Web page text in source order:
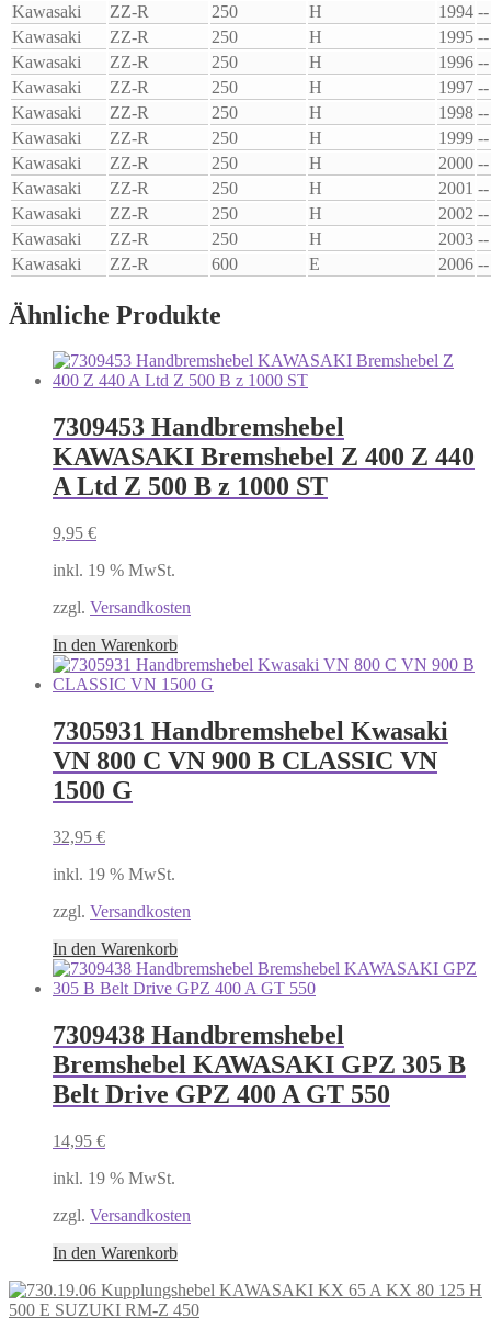
Kawasaki
ZZ-R 250 H 1994 --
Kawasaki
ZZ-R 250 H 1995 --
Kawasaki
ZZ-R 250 H 1996 --
Kawasaki
ZZ-R 250 H 1997 --
Kawasaki
ZZ-R 250 H 1998 --
Kawasaki
ZZ-R 250 H 1999 --
Kawasaki
ZZ-R 250 H 2000 --
Kawasaki
ZZ-R 250 H 2001 --
Kawasaki
ZZ-R 250 H 2002 --
Kawasaki
ZZ-R 250 H 2003 --
Kawasaki
ZZ-R 600 E 2006 --
Ähnliche Produkte
7309453 Handbremshebel
KAWASAKI Bremshebel Z 400 Z 440
A Ltd Z 500 B z 1000 ST
9,95 €
inkl. 19 % MwSt.
zzgl. Versandkosten
In den Warenkorb
7305931 Handbremshebel Kwasaki
VN 800 C VN 900 B CLASSIC VN
1500 G
32,95 €
inkl. 19 % MwSt.
zzgl. Versandkosten
In den Warenkorb
7309438 Handbremshebel
Bremshebel KAWASAKI GPZ 305 B
Belt Drive GPZ 400 A GT 550
14,95 €
inkl. 19 % MwSt.
zzgl. Versandkosten
In den Warenkorb